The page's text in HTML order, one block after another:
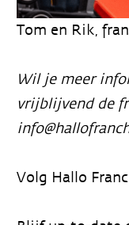
Tom en Rik,
Wil je meer
vrijblijvend de
Volg Hallo